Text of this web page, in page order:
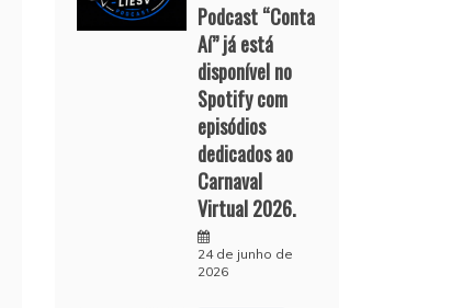
Podcast “Conta
Aí” já está
disponível no
Spotify com
episódios
dedicados ao
Carnaval
Virtual 2026.
24 de junho de
2026